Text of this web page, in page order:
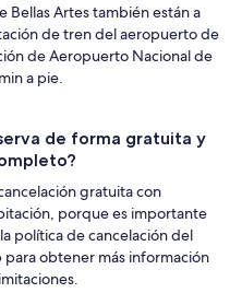
Bellas Artes también están a
de tren del aeropuerto de
de Aeropuerto Nacional de
a pie.
de forma gratuita y
gratuita con
porque es importante
política de cancelación del
obtener más información